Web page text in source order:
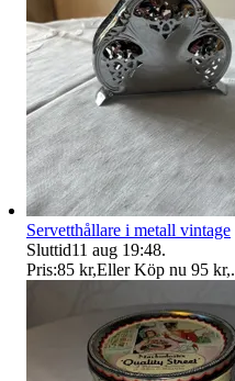
Servetthållare i metall vintage
Sluttid11 aug 19:48.
Pris:85 kr,Eller Köp nu 95 kr,.